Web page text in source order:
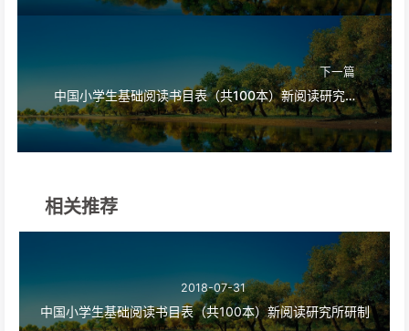
下一篇
中国小学生基础阅读书目表（共100本）新阅读研究所研制
相关推荐
2018-07-31
中国小学生基础阅读书目表（共100本）新阅读研究所研制